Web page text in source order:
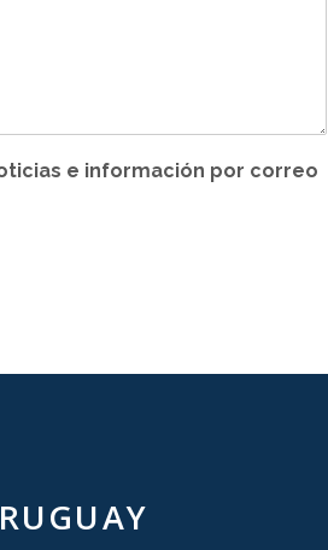
e información por correo